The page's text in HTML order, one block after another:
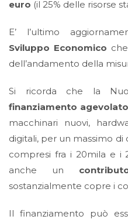
euro (il 25% delle risorse
E’ l’ultimo
Sviluppo Economico
dell’andamento della
Si ricorda che la
finanziamento agevolato
macchinari nuovi,
digitali, per un massimo
compresi fra i 20mila e i
anche un
sostanzialmente copre i
Il finanziamento può